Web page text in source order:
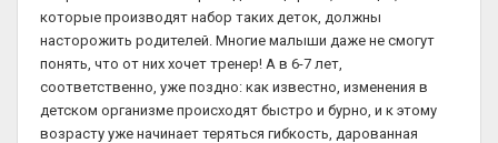
которые производят набор таких деток, должны
насторожить родителей. Многие малыши даже не смогут
понять, что от них хочет тренер! А в 6-7 лет,
соответственно, уже поздно: как известно, изменения в
детском организме происходят быстро и бурно, и к этому
возрасту уже начинает теряться гибкость, дарованная